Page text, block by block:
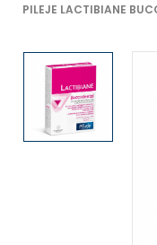
PILEJE LACTIBIANE